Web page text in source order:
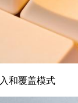
和覆盖模式